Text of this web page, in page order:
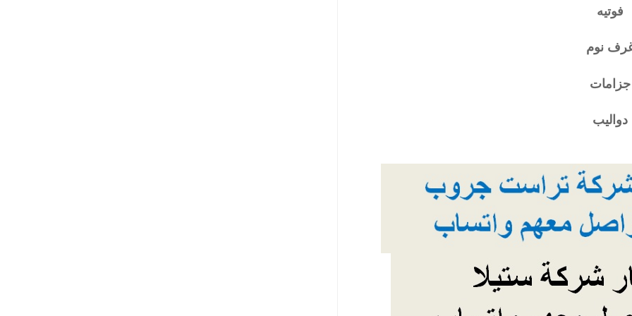
فوتيه
نوم
جزامات
دواليب